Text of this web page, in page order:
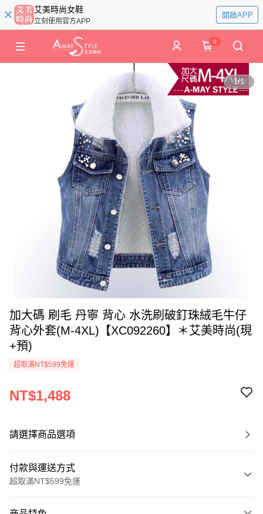
艾美時尚女鞋
立刻使用官方APP
開啟APP
0
1/1
加大碼 刷毛 丹寧 背心 水洗刷破釘珠絨毛牛仔
背心外套(M-4XL)【XC092260】＊艾美時尚(現
+預)
超取滿NT$599免運
NT$1,488
請選擇商品選項
付款與運送方式
超取滿NT$599免運